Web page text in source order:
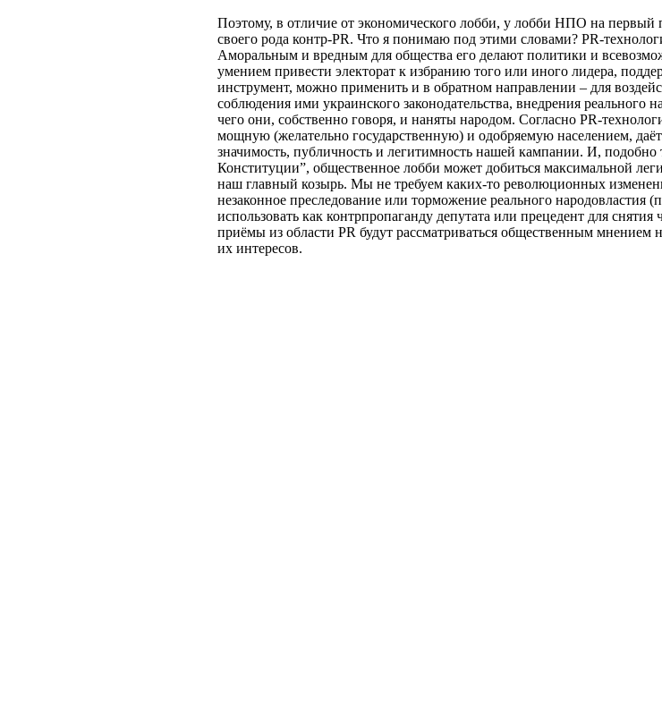
Поэтому, в отличие от экономического лобби, у лобби НПО на первый
своего рода контр-PR. Что я понимаю под этими словами? PR-
Аморальным и вредным для общества его делают политики и
умением привести электорат к избранию того или иного лидера,
инструмент, можно применить и в обратном направлении – для
соблюдения ими украинского законодательства, внедрения реального
чего они, собственно говоря, и наняты народом. Согласно PR-
мощную (желательно государственную) и одобряемую населением,
значимость, публичность и легитимность нашей кампании. И,
Конституции”, общественное лобби может добиться максимальной
наш главный козырь. Мы не требуем каких-то революционных
незаконное преследование или торможение реального
использовать как контрпропаганду депутата или прецедент для
приёмы из области PR будут рассматриваться общественным
их интересов.